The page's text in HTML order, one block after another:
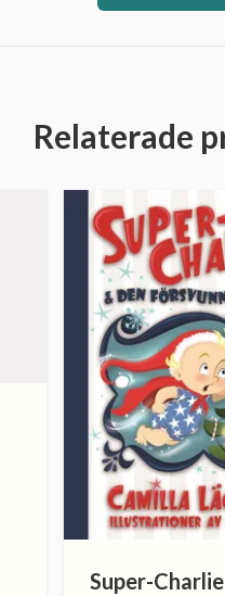
Relaterade
Super-